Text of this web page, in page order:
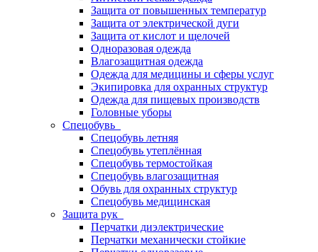
Защита от повышенных температур
Защита от электрической дуги
Защита от кислот и щелочей
Одноразовая одежда
Влагозащитная одежда
Одежда для медицины и сферы услуг
Экипировка для охранных структур
Одежда для пищевых производств
Головные уборы
Спецобувь
Спецобувь летняя
Спецобувь утеплённая
Спецобувь термостойкая
Спецобувь влагозащитная
Обувь для охранных структур
Спецобувь медицинская
Защита рук
Перчатки диэлектрические
Перчатки механически стойкие